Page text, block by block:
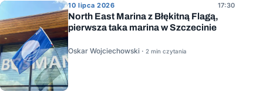
10 lipca 2026 17:30
North East Marina z Błękitną Flagą,
pierwsza taka marina w Szczecinie
Oskar Wojciechowski · 2 min czytania